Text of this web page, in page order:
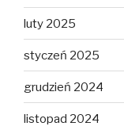
luty 2025
styczeń 2025
grudzień 2024
listopad 2024